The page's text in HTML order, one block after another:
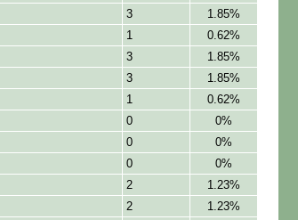
3
1.85%
1
0.62%
3
1.85%
3
1.85%
1
0.62%
0
0%
0
0%
0
0%
2
1.23%
2
1.23%